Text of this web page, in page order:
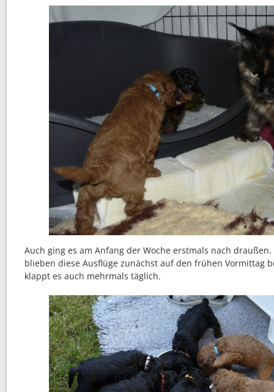
Auch ging es am Anfang der Woche erstmals nach
blieben diese Ausflüge zunächst auf den frühen Vormittag
klappt es auch mehrmals täglich.